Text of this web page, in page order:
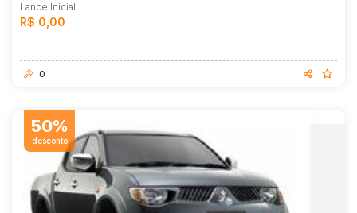
Lance Inicial
R$ 0,00
0
50%
desconto